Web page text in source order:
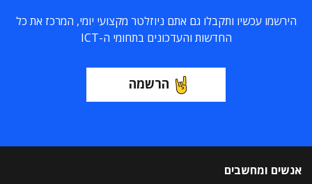
הירשמו עכשיו ותקבלו גם אתם ניוזלטר מקצועי יומי, המרכז את כל
החדשות והעדכונים בתחומי ה-ICT
הרשמה
אנשים ומחשבים